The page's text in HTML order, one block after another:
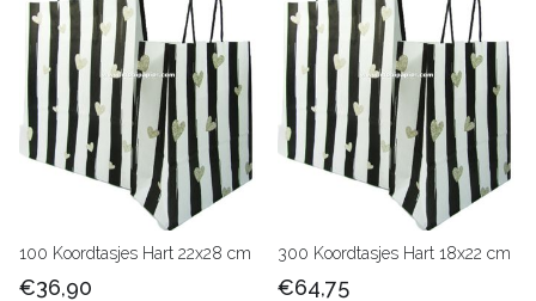
100 Koordtasjes Hart 22x28 cm
€36,90
300 Koordtasjes Hart 18x22 cm
€64,75